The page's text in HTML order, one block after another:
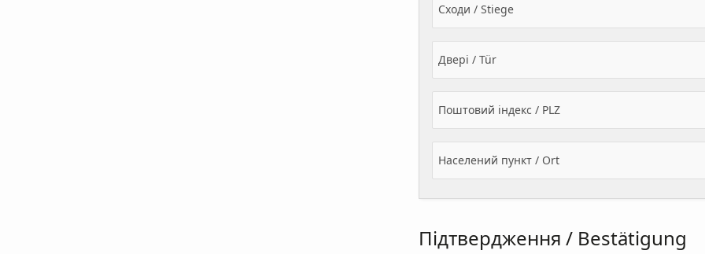
Сходи / Stiege
Двері / Tür
Поштовий індекс / PLZ
Населений пункт / Ort
Підтвердження / Bestätigung